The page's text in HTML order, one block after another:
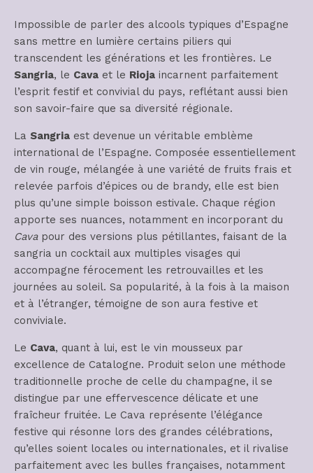
Impossible de parler des alcools typiques d’Espagne
sans mettre en lumière certains piliers qui
transcendent les générations et les frontières. Le
Sangria, le Cava et le Rioja incarnent parfaitement
l’esprit festif et convivial du pays, reflétant aussi bien
son savoir-faire que sa diversité régionale.
La Sangria est devenue un véritable emblème
international de l’Espagne. Composée essentiellement
de vin rouge, mélangée à une variété de fruits frais et
relevée parfois d’épices ou de brandy, elle est bien
plus qu’une simple boisson estivale. Chaque région
apporte ses nuances, notamment en incorporant du
Cavapour des versions plus pétillantes, faisant de la
sangria un cocktail aux multiples visages qui
accompagne férocement les retrouvailles et les
journées au soleil. Sa popularité, à la fois à la maison
et à l’étranger, témoigne de son aura festive et
conviviale.
Le Cava, quant à lui, est le vin mousseux par
excellence de Catalogne. Produit selon une méthode
traditionnelle proche de celle du champagne, il se
distingue par une effervescence délicate et une
fraîcheur fruitée. Le Cava représente l’élégance
festive qui résonne lors des grandes célébrations,
qu’elles soient locales ou internationales, et il rivalise
parfaitement avec les bulles françaises, notamment